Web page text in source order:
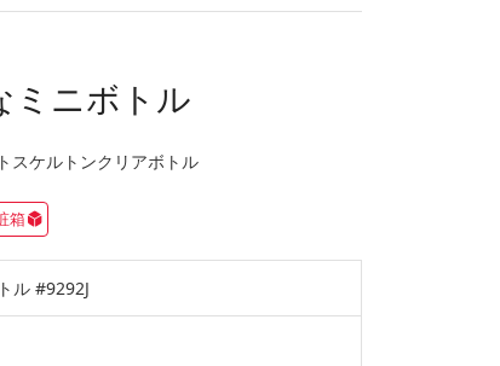
ミニボトル
スケルトンクリアボトル
箱
ル #9292J